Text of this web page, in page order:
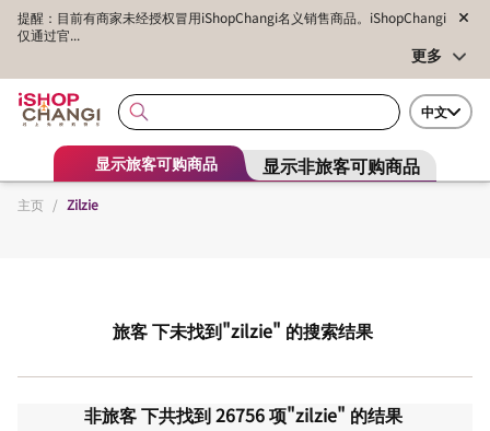
提醒：目前有商家未经授权冒用iShopChangi名义销售商品。iShopChangi
仅通过官...
更多
中文
显示旅客可购商品 显示非旅客可购商品
主页 / Zilzie
旅客下未找到"zilzie" 的搜索结果
非旅客下共找到26756项"zilzie" 的结果